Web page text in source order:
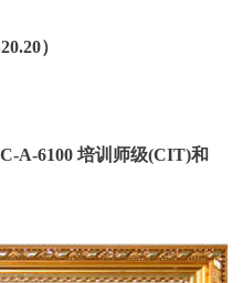
）
A-6100 培训师级(CIT)和